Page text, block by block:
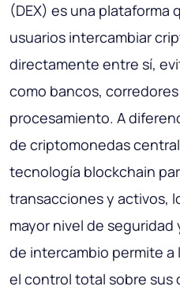
(DEX) es una plataforma
usuarios intercambiar
directamente entre sí,
como bancos,
procesamiento. A
de criptomonedas
tecnología blockchain
transacciones y activos,
mayor nivel de
de intercambio permite
el control total sobre sus